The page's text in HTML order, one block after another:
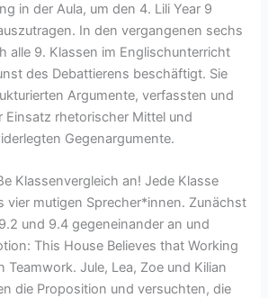
in der Aula, um den 4. Lili Year 9
In den vergangenen sechs
alle 9. Klassen im Englischunterricht
des Debattierens beschäftigt. Sie
Argumente, verfassten und
Einsatz rhetorischer Mittel und
Gegenargumente.
Klassenvergleich an! Jede Klasse
vier mutigen Sprecher*innen. Zunächst
und 9.4 gegeneinander an und
This House Believes that Working
Teamwork. Jule, Lea, Zoe und Kilian
die Proposition und versuchten, die